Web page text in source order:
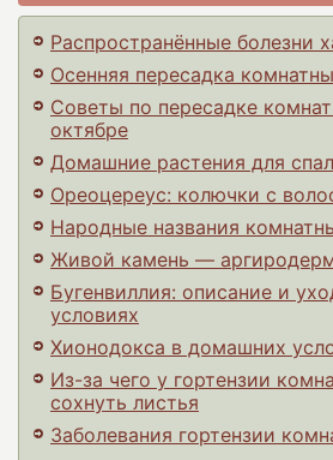
Распространённые болезни
Осенняя пересадка
Советы по пересадке
октябре
Домашние растения для
Ореоцереус: колючки с
Народные названия
Живой камень —
Бугенвиллия: описание и
условиях
Хионодокса в домашних
Из-за чего у гортензии
сохнуть листья
Заболевания гортензии